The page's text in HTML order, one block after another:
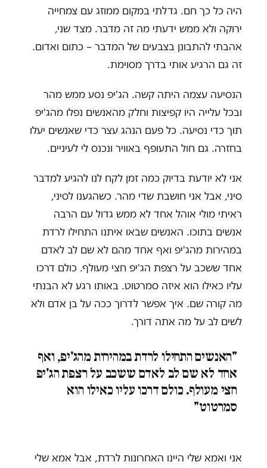
היה כל כך חם. גדלתי במקום ממוזג עם צמחייה
ירוקה ולא ממש ידעתי מה זה מדבר. מצד שני,
אהבתי להתבונן בצבעים של המדבר – כתום ואדום.
זה גם הרגיע אותי בדרך מסוימת.
הנסיעה עצמה היתה קשה. הג'יפ נסע ממש מהר
ובכל עלייה היו קפיצות וחלק מהאנשים נפלו מהג'יפ
תוך כדי נסיעה. כל פעם הנהג עצר כדי שאנשים יעלו
בחזרה. גם חול התעופף באוויר ונכנס לי לעיניים.
אני לא יודעת בדיוק כמה זמן לקח לנו להגיע למדבר
סיני, אבל אני חושבת שדי מהר. כשהגענו לסיני,
ראיתי מולי אוהל אחד לא ממש גדול עם הרבה
אנשים בתוכו. האנשים שבאו איתנו התחילו לרדת
במהירות מהג'יפ ואף אחד מהם לא שם לב לאדם
אחד ששכב על רצפת הג'יפ חצי מעולף. כולם דרכו
עליו כאילו הוא איזה סמרטוט. באותו רגע לא הבנתי
מה קורה שם. איך אפשר לדרוך ככה על בן אדם ולא
לשים לב על מה אתה דורך.
"האנשים התחילו לרדת במהירות מהג'יפ, ואף
אחד לא שם לב לאדם ששכב על רצפת הג'יפ
חצי מעולף. כולם דרכו עליו כאילו הוא
סמרטוט"
אני ואמא שלי היינו האחרונות לרדת, אבל אמא שלי